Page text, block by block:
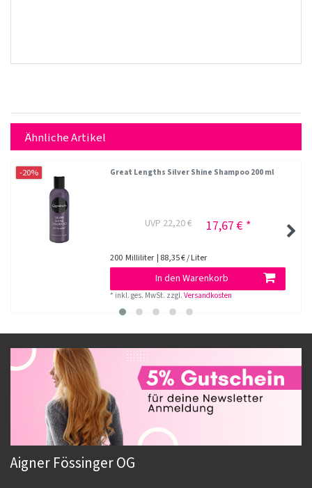
Ähnliche Artikel
-20% Great Lengths Silver Shine Shampoo 200 ml
UVP 22,20 € 17,67 € *
200 Milliliter | 88,35 € / Liter
In den Warenkorb
* inkl. ges. MwSt. zzgl.Versandkosten
Aigner Fössinger OG